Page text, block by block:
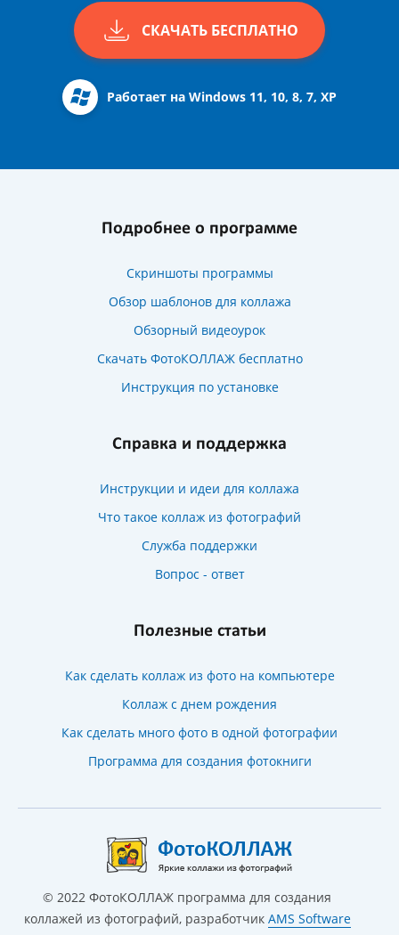
СКАЧАТЬ БЕСПЛАТНО
Работает на Windows 11, 10, 8, 7, XP
Подробнее о программе
Скриншоты программы
Обзор шаблонов для коллажа
Обзорный видеоурок
Скачать ФотоКОЛЛАЖ бесплатно
Инструкция по установке
Справка и поддержка
Инструкции и идеи для коллажа
Что такое коллаж из фотографий
Служба поддержки
Вопрос - ответ
Полезные статьи
Как сделать коллаж из фото на компьютере
Коллаж с днем рождения
Как сделать много фото в одной фотографии
Программа для создания фотокниги
© 2022 ФотоКОЛЛАЖ программа для создания
коллажей из фотографий, разработчик AMS Software